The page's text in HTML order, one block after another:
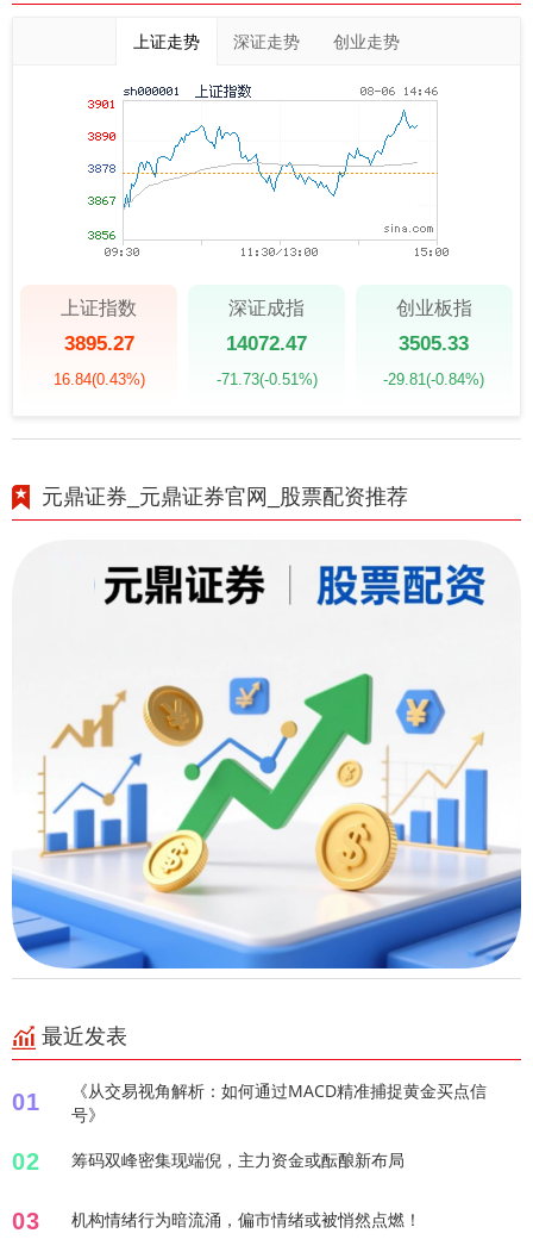
上证走势 深证走势 创业走势
上证指数
3895.27
16.84(0.43%)
深证成指
14072.47
-71.73(-0.51%)
创业板指
3505.33
-29.81(-0.84%)
元鼎证券_元鼎证券官网_股票配资推荐
最近发表
01
《从交易视角解析：如何通过MACD精准捕捉黄金买点信
号》
02 筹码双峰密集现端倪，主力资金或酝酿新布局
03 机构情绪行为暗流涌，偏市情绪或被悄然点燃！